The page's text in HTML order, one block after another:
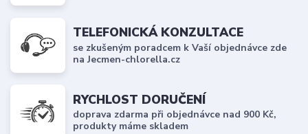
TELEFONICKÁ KONZULTACE
se zkušeným poradcem k Vaší objednávce zde
na Jecmen-chlorella.cz
RYCHLOST DORUČENÍ
doprava zdarma při objednávce nad 900 Kč,
produkty máme skladem